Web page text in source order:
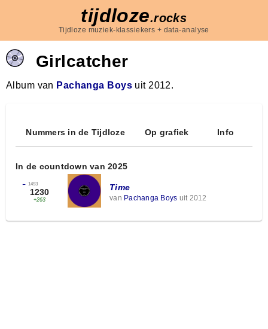
tijdloze.rocks
Tijdloze muziek-klassiekers + data-analyse
Girlcatcher
Album van Pachanga Boysuit 2012.
Nummers in de Tijdloze Op grafiek Info
In de countdown van 2025
← 1493
1230
+263
Time
van Pachanga Boys uit 2012